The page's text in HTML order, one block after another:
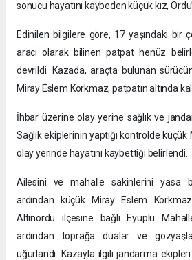
sonucu hayatını kaybeden küçük kız,
Edinilen bilgilere göre, 17 yaşındaki bir
aracı olarak bilinen patpat henüz
devrildi. Kazada, araçta bulunan
Miray Eslem Korkmaz, patpatın altında
İhbar üzerine olay yerine sağlık ve
Sağlık ekiplerinin yaptığı kontrolde
olay yerinde hayatını kaybettiği belirlendi.
Ailesini ve mahalle sakinlerini yasa
ardından küçük Miray Eslem
Altınordu ilçesine bağlı Eyüplü
ardından toprağa dualar ve
uğurlandı. Kazayla ilgili jandarma